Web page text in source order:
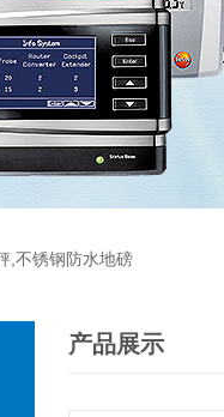
,不锈钢防水地磅
产品展示